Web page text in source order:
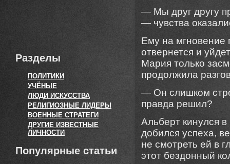
Разделы
ПОЛИТИКИ
УЧЁНЫЕ
ЛЮДИ ИСКУССТВА
РЕЛИГИОЗНЫЕ ЛИДЕРЫ
ВОЕННЫЕ СТРАТЕГИ
ДРУГИЕ ИЗВЕСТНЫЕ
ЛИЧНОСТИ
Популярные статьи
— Мы друг другу
— чувства
Ему на мгновение
отвернется и
Мария только
продолжила
— Он слишком
правда решил?
Альберт кинулся
добился успеха,
не смотреть ей в
этот бездонный